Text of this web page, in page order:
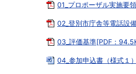
01_プロポーザル実施要
02_登別市庁舎等電話設
03_評価基準[PDF：
04_参加申込書（様式１